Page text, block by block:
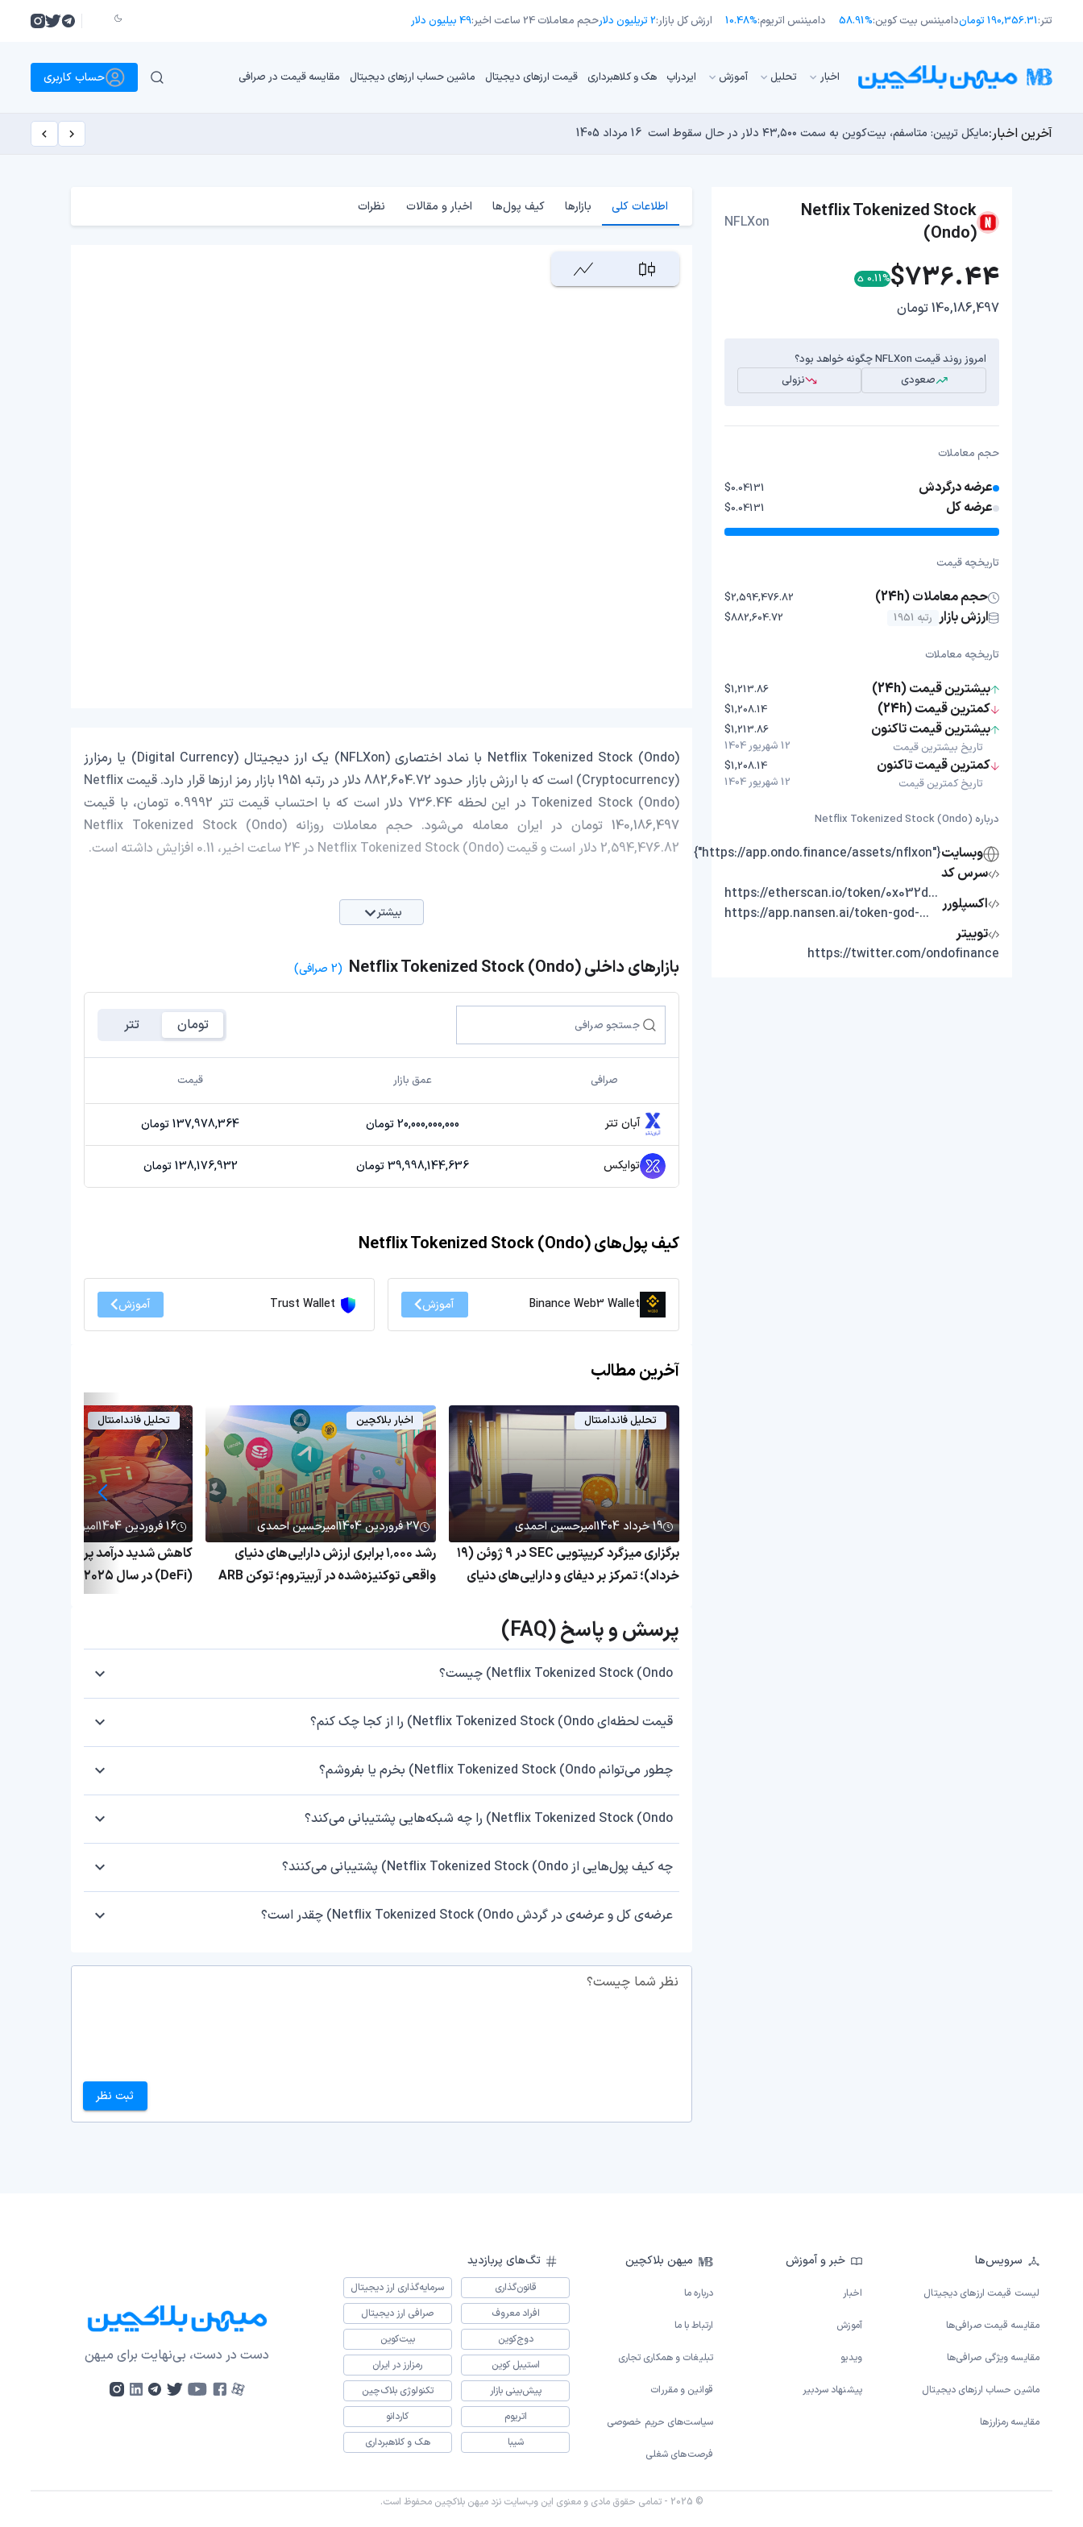
تتر:190,356.31 تومان دامیننس بیت کوین:58.91% دامیننس اتریوم:10.48% ارزش کل بازار:2 تریلیون دلار حجم معاملات 24 ساعت اخیر: 49 بیلیون دلار
اﺧﺒﺎر تحلیل آموزش ایردراپ هک و کلاهبرداری قیمت ارزهای دیجیتال ماشین حساب ارزهای دیجیتال مقایسه قیمت در صرافی حساب کاربری
آخرین اخبار:مایکل ترپین: متاسفم، بیت‌کوین به سمت ۴۳,۵۰۰ دلار در حال سقوط است 16 مرداد 1405 توسعه‌دهندگان بیت‌کوین ۸۵ باگ بحرانی را در یک وضعیت «فوق‌العاده بد» شناسایی کردند
اوج‌گیری طلا با تقاضای چین؛ چرا قیمت بیت کوین در ۶۴ هزار دلار درجا می‌زند؟ 15 مرداد 1405
بدترین نمودار برای گاوهای بیت کوین؛ آیا دوران رالی‌های نجومی به پایان رسیده است؟ 14 مرداد 1405 انتقال ۶۶ میلیون دلاری بیت کوین توسط مایکرواستراتژی؛ آیا فشار فروش جدیدی در راه است؟
Netflix Tokenized Stock
(Ondo)
NFLXon
$736.44
0.11%
140,186,497 تومان
امروز روند قیمت NFLXon چگونه خواهد بود؟
صعودی
نزولی
حجم معاملات
عرضه درگردش $0.04131
عرضه کل $0.04131
تاریخچه قیمت
حجم معاملات (24h) $2,594,476.82
ارزش بازار رتبه 1951 $882,604.72
تاریخچه معاملات
بیشترین قیمت (24h) $1,213.86
کمترین قیمت (24h) $1,208.14
بیشترین قیمت تاکنون
تاریخ بیشترین قیمت
$1,213.86
12 شهریور 1404
کمترین قیمت تاکنون
تاریخ کمترین قیمت
$1,208.14
12 شهریور 1404
درباره Netflix Tokenized Stock (Ondo)
وبسایت{"https://app.ondo.finance/assets/nflxon"}
سرس کد
اکسپلورر
https://etherscan.io/token/0x032deC3372F25C41EA8054B4987a7c4832CDB338
https://app.nansen.ai/token-god-mode?chain=ethereum&tab=transactions&tokenAddress=0x032deC3372F25C41EA8054B4987a7c4832CDB338
توییتر
https://twitter.com/ondofinance
اطلاعات کلی بازارها کیف پول‌ها اخبار و مقالات نظرات
Netflix Tokenized Stock (Ondo) با نماد اختصاری (NFLXon) یک ارز دیجیتال (Digital Currency) یا رمزارز
(Cryptocurrency) است که با ارزش بازار حدود 882,604.72 دلار در رتبه 1951 بازار رمز ارزها قرار دارد. قیمت Netflix
Tokenized Stock (Ondo) در این لحظه 736.44 دلار است که با احتساب قیمت تتر 0.9992 تومان، با قیمت
140,186,497 تومان در ایران معامله می‌شود. حجم معاملات روزانه Netflix Tokenized Stock (Ondo)
2,594,476.82 دلار است و قیمت Netflix Tokenized Stock (Ondo) در 24 ساعت اخیر، 0.11 افزایش داشته است.
بیشتر
بازارهای داخلی Netflix Tokenized Stock (Ondo) (2 صرافی)
تومان تتر
صرافی عمق بازار قیمت
آبان تتر 20,000,000,000 تومان 137,978,364 تومان
توایکس 39,998,144,636 تومان 138,176,932 تومان
کیف پول‌های Netflix Tokenized Stock (Ondo)
Binance Web3 Wallet آموزش Trust Wallet آموزش
آخرین مطالب
تحلیل فاندامنتال
19 خرداد 1404 امیرحسین احمدی
برگزاری میزگرد کریپتویی SEC در ۹ ژوئن (۱۹
خرداد)؛ تمرکز بر دیفای و دارایی‌های دنیای
اخبار بلاکچین
27 فروردین 1404 امیرحسین احمدی
رشد ۱٬۰۰۰ برابری ارزش دارایی‌های دنیای
واقعی توکنیزه‌شده در آربیتروم؛ توکن ARB
تحلیل فاندامنتال
16 فروردین 1404 امیرحسین احمدی
کاهش شدید درآمد پروتکل‌های دیفای
غیرمتمرکز ادامه دارد
پرسش و پاسخ (FAQ)
Netflix Tokenized Stock (Ondo) چیست؟
قیمت لحظه‌ای Netflix Tokenized Stock (Ondo) را از کجا چک کنم؟
چطور می‌توانم Netflix Tokenized Stock (Ondo) بخرم یا بفروشم؟
Netflix Tokenized Stock (Ondo) را چه شبکه‌هایی پشتیبانی می‌کند؟
چه کیف پول‌هایی از Netflix Tokenized Stock (Ondo) پشتیبانی می‌کنند؟
عرضه‌ی کل و عرضه‌ی در گردش Netflix Tokenized Stock (Ondo) چقدر است؟
نظر شما چیست؟
ثبت نظر
سرویس‌ها
لیست قیمت ارزهای دیجیتال
مقایسه قیمت صرافی‌ها
مقایسه ویژگی صرافی‌ها
ماشین حساب ارزهای دیجیتال
مقایسه رمزارزها
خبر و آموزش
اخبار
آموزش
ویدیو
پیشنهاد سردبیر
میهن بلاکچین
درباره ما
ارتباط با ما
تبلیغات و همکاری تجاری
قوانین و مقررات
سیاست‌های حریم خصوصی
فرصت‌های شغلی
تگ‌های پربازدید
قانون‌گذاری
سرمایه‌گذاری ارز دیجیتال
افراد معروف
صرافی ارز دیجیتال
دوج‌کوین
بیت‌کوین
استیبل کوین
رمزارز در ایران
پیش‌بینی بازار
تکنولوژی بلاک‌چین
اتریوم
کاردانو
شیبا
هک و کلاهبرداری
دست در دست، بی‌نهایت برای میهن
© 2025 - تمامی حقوق مادی و معنوی این وب‌سایت نزد میهن بلاکچین محفوظ است.